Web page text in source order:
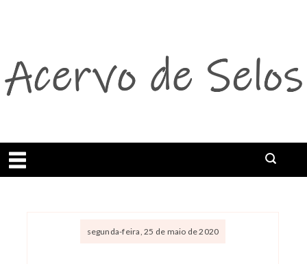
Abrir menu
segunda-feira, 25 de maio de 2020